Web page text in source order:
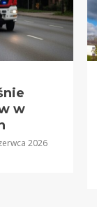
w
2026